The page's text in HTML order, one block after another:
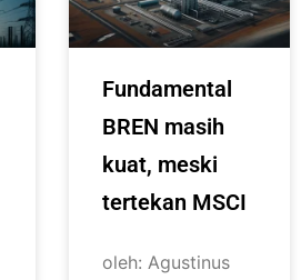
Fundamental
BREN masih
kuat, meski
tertekan MSCI
oleh: Agustinus